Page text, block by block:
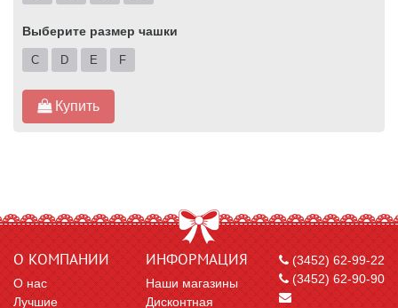
Выберите размер чашки
C D E F
Купить
О КОМПАНИИ
О нас
Лучшие
ИНФОРМАЦИЯ
Наши магазины
Дисконтная
(3452) 62-99-22
(3452) 62-90-90